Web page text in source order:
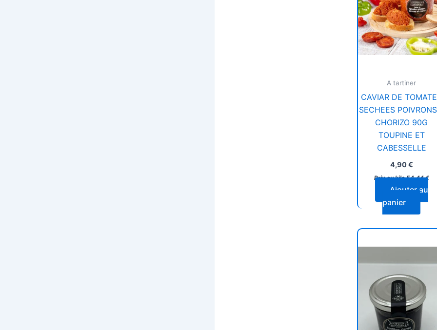
A tartiner
CAVIAR DE
SECHEES
CHORIZO 90G
TOUPINE ET
CABESSELLE
4,90€
Prix au kilo 54,44€
Ajouter au
panier